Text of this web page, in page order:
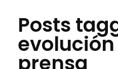
Posts
prensa